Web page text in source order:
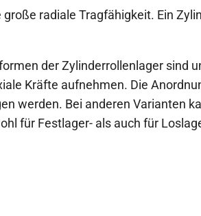
radiale Tragfähigkeit. Ein
der Zylinderrollenlager sind
Kräfte aufnehmen. Die
werden. Bei anderen Varianten
für Festlager- als auch für